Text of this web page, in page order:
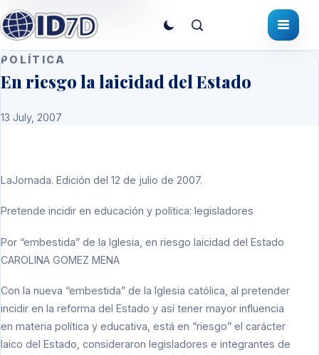
POLÍTICA
En riesgo la laicidad del Estado
13 July, 2007
LaJornada. Edición del 12 de julio de 2007.
Pretende incidir en educación y política: legisladores
Por “embestida” de la Iglesia, en riesgo laicidad del Estado
CAROLINA GOMEZ MENA
Con la nueva “embestida” de la Iglesia católica, al pretender
incidir en la reforma del Estado y así tener mayor influencia
en materia política y educativa, está en “riesgo” el carácter
laico del Estado, consideraron legisladores e integrantes de